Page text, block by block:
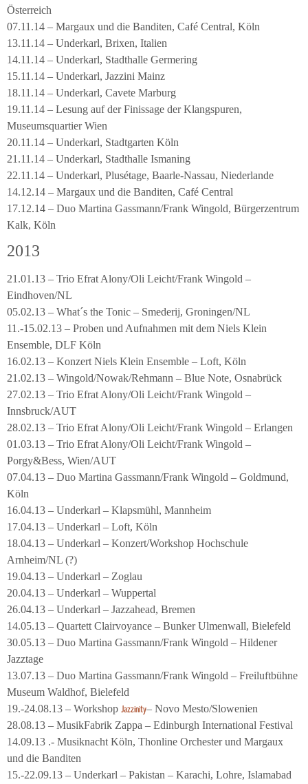
Österreich
07.11.14 – Margaux und die Banditen, Café Central, Köln
13.11.14 – Underkarl, Brixen, Italien
14.11.14 – Underkarl, Stadthalle Germering
15.11.14 – Underkarl, Jazzini Mainz
18.11.14 – Underkarl, Cavete Marburg
19.11.14 – Lesung auf der Finissage der Klangspuren,
Museumsquartier Wien
20.11.14 – Underkarl, Stadtgarten Köln
21.11.14 – Underkarl, Stadthalle Ismaning
22.11.14 – Underkarl, Plusétage, Baarle-Nassau, Niederlande
14.12.14 – Margaux und die Banditen, Café Central
17.12.14 – Duo Martina Gassmann/Frank Wingold, Bürgerzentrum
Kalk, Köln
2013
21.01.13 – Trio Efrat Alony/Oli Leicht/Frank Wingold –
Eindhoven/NL
05.02.13 – What´s the Tonic – Smederij, Groningen/NL
11.-15.02.13 – Proben und Aufnahmen mit dem Niels Klein
Ensemble, DLF Köln
16.02.13 – Konzert Niels Klein Ensemble – Loft, Köln
21.02.13 – Wingold/Nowak/Rehmann – Blue Note, Osnabrück
27.02.13 – Trio Efrat Alony/Oli Leicht/Frank Wingold –
Innsbruck/AUT
28.02.13 – Trio Efrat Alony/Oli Leicht/Frank Wingold – Erlangen
01.03.13 – Trio Efrat Alony/Oli Leicht/Frank Wingold –
Porgy&Bess, Wien/AUT
07.04.13 – Duo Martina Gassmann/Frank Wingold – Goldmund,
Köln
16.04.13 – Underkarl – Klapsmühl, Mannheim
17.04.13 – Underkarl – Loft, Köln
18.04.13 – Underkarl – Konzert/Workshop Hochschule
Arnheim/NL (?)
19.04.13 – Underkarl – Zoglau
20.04.13 – Underkarl – Wuppertal
26.04.13 – Underkarl – Jazzahead, Bremen
14.05.13 – Quartett Clairvoyance – Bunker Ulmenwall, Bielefeld
30.05.13 – Duo Martina Gassmann/Frank Wingold – Hildener
Jazztage
13.07.13 – Duo Martina Gassmann/Frank Wingold – Freiluftbühne
Museum Waldhof, Bielefeld
19.-24.08.13 – Workshop Jazzinity– Novo Mesto/Slowenien
28.08.13 – MusikFabrik Zappa – Edinburgh International Festival
14.09.13 .- Musiknacht Köln, Thonline Orchester und Margaux
und die Banditen
15.-22.09.13 – Underkarl – Pakistan – Karachi, Lohre, Islamabad